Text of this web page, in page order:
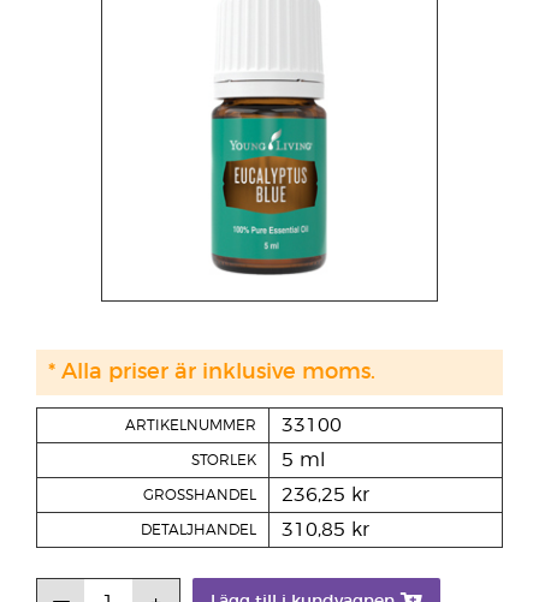
ARTIKELNUMMER 33100
STORLEK 5 ml
GROSSHANDEL 236,25 kr
DETALJHANDEL 310,85 kr
* Alla priser är inklusive moms.